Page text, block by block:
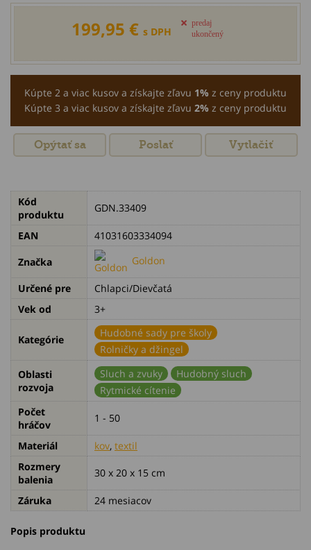
199,95 € s DPH
predaj
ukončený
Kúpte 2 a viac kusov a získajte zľavu 1% z ceny produktu
Kúpte 3 a viac kusov a získajte zľavu 2% z ceny produktu
Opýtať sa Poslať Vytlačiť
Kód
produktu
GDN.33409
EAN
41031603334094
Značka
Goldon
Určené pre
Chlapci/Dievčatá
Vek od
3+
Kategórie
Hudobné sady pre školy
Rolničky a džingel
Oblasti
rozvoja
Sluch a zvuky
Hudobný sluch
Rytmické cítenie
Počet
hráčov
1 - 50
Materiál kov, textil
Rozmery
balenia
30 x 20 x 15 cm
Záruka 24 mesiacov
Popis produktu